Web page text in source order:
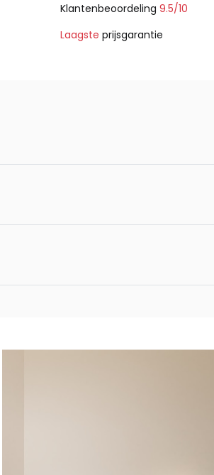
Klantenbeoordeling 9.5/10
Laagste prijsgarantie